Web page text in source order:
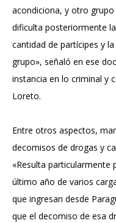
acondiciona, y otro
dificulta posteriormente
cantidad de partícipes y
grupo», señaló en ese
instancia en lo criminal y
Loreto.
Entre otros aspectos,
decomisos de drogas y
«Resulta particularmente
último año de varios
que ingresan desde
que el decomiso de esa